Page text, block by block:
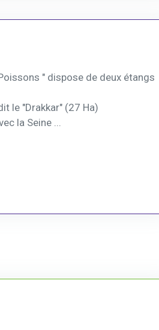
" dispose de deux étangs
le "Drakkar" (27 Ha)
la Seine ...